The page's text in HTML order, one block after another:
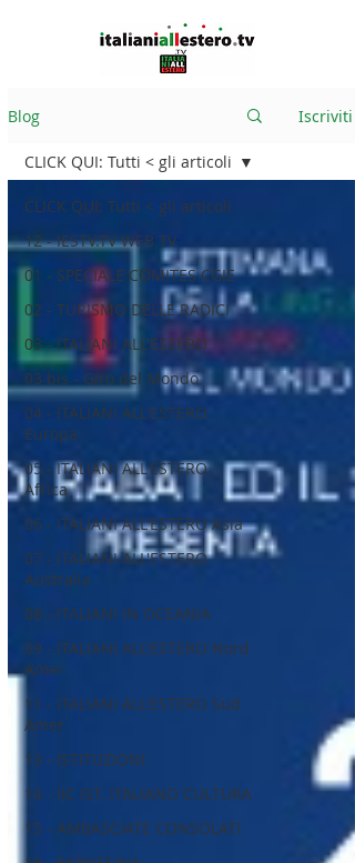
Blog Iscriviti
CLICK QUI: Tutti < gli articoli
12 - IESTV.TV WEB TV
01 - SPECIALE COMITES CGIE
02 - TURISMO DELLE RADICI
03 - ITALIANI ALL'ESTERO
03 bis - Giro del Mondo
04 - ITALIANI ALL'ESTERO
Europa
05 - ITALIANI ALL'ESTERO
Africa
06 - ITALIANI ALL'ESTERO Asia
07 - ITALIANI ALL'ESTERO
Australia
08 - ITALIANI IN OCEANIA
09 - ITALIANI ALL'ESTERO Nord
Amer
11 - ITALIANI ALL'ESTERO Sud
Amer
13 - ISTITUZIONI
14 - IIC IST. ITALIANO CULTURA
15 - AMBASCIATE CONSOLATI
CLICK QUI: Tutti < gli articoli